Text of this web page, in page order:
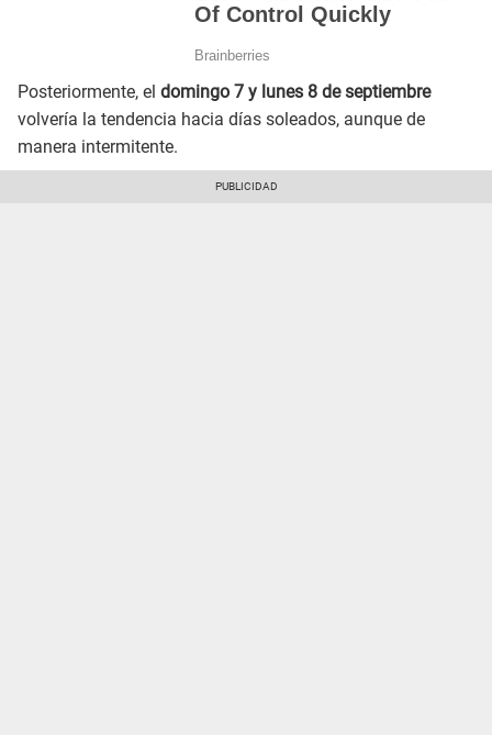
Posteriormente, el domingo 7 y lunes 8 de septiembre
volvería la tendencia hacia días soleados, aunque de
manera intermitente.